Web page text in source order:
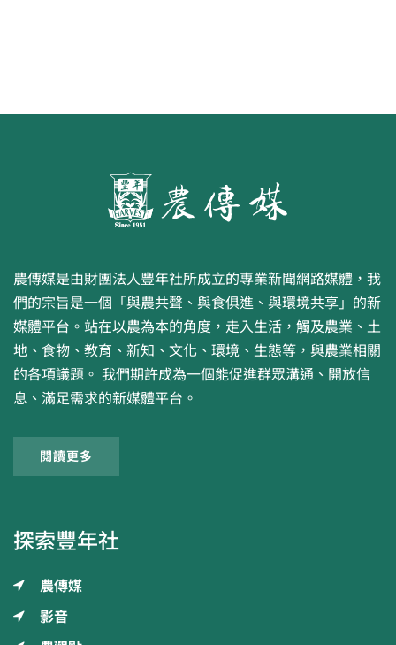
農傳媒是由財團法人豐年社所成立的專業新聞網路媒體，我
們的宗旨是一個「與農共聲、與食俱進、與環境共享」的新
媒體平台。站在以農為本的角度，走入生活，觸及農業、土
地、食物、教育、新知、文化、環境、生態等，與農業相關
的各項議題。 我們期許成為一個能促進群眾溝通、開放信
息、滿足需求的新媒體平台。
閱讀更多
探索豐年社
農傳媒
影音